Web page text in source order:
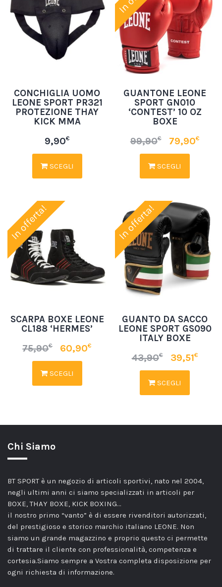
CONCHIGLIA UOMO
LEONE SPORT PR321
PROTEZIONE THAY
KICK MMA
9,90€
SCEGLI
GUANTONE LEONE
SPORT GN010
‘CONTEST’ 10 OZ
BOXE
99,90€ 79,90€
SCEGLI
In offerta!
SCARPA BOXE LEONE
CL188 ‘HERMES’
75,90€ 60,90€
SCEGLI
In offerta!
GUANTO DA SACCO
LEONE SPORT GS090
ITALY BOXE
43,90€ 39,51€
SCEGLI
Chi Siamo
BT SPORT è un negozio di articoli sportivi, nato nel 2004,
negli ultimi anni ci siamo specializzati in articoli per
BOXE, THAY BOXE, KICK BOXING…
il nostro primo “vanto” è di essere rivenditori autorizzati,
del prestigioso e storico marchio italiano LEONE. Non
siamo un grande magazzino e proprio questo ci permette
di trattare il cliente con professionalità, competenza e
cortesia.Siamo sempre a Vostra completa disposizione per
ogni richiesta di informazione.